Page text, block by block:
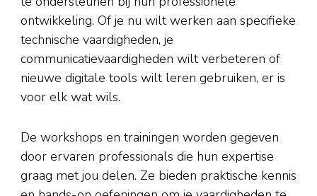
ontwikkeling. Of je nu wilt werken aan specifieke
technische vaardigheden, je
communicatievaardigheden wilt verbeteren of
nieuwe digitale tools wilt leren gebruiken, er is
voor elk wat wils.
De workshops en trainingen worden gegeven
door ervaren professionals die hun expertise
graag met jou delen. Ze bieden praktische kennis